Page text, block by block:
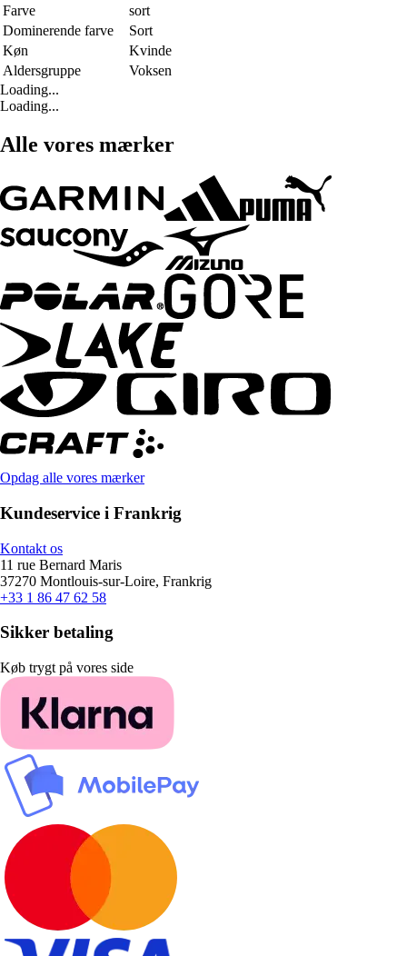
Farve
sort
Dominerende farve
Sort
Køn
Kvinde
Aldersgruppe
Voksen
Loading...
Loading...
Alle vores mærker
Opdag alle vores mærker
Kundeservice i Frankrig
Kontakt os
11 rue Bernard Maris
37270 Montlouis-sur-Loire, Frankrig
+33 1 86 47 62 58
Sikker betaling
Køb trygt på vores side